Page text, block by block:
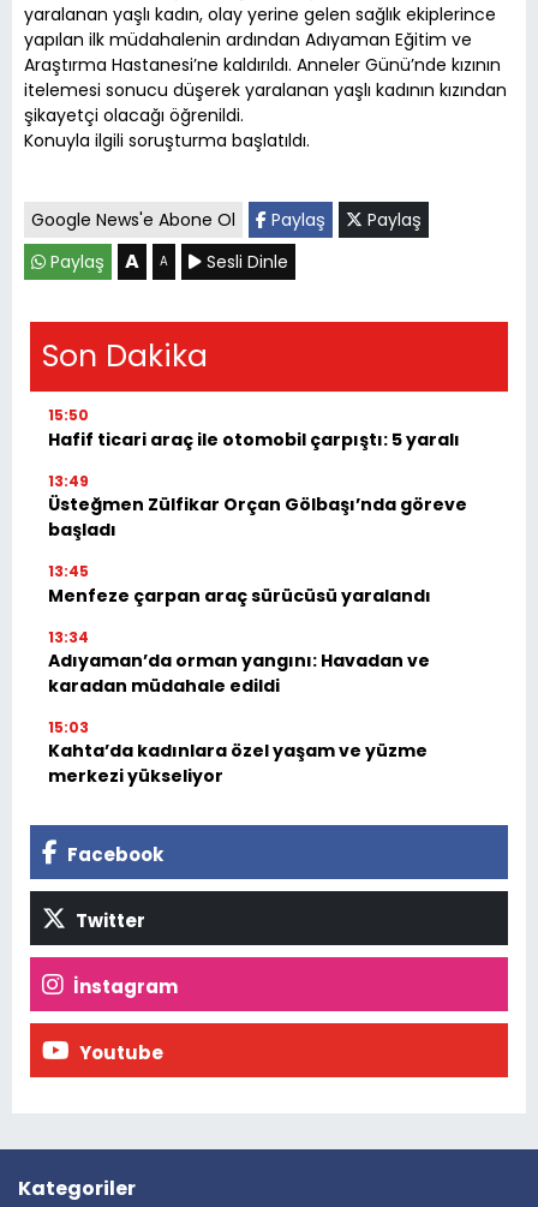
yaralanan yaşlı kadın, olay yerine gelen sağlık ekiplerince
yapılan ilk müdahalenin ardından Adıyaman Eğitim ve
Araştırma Hastanesi’ne kaldırıldı. Anneler Günü’nde kızının
itelemesi sonucu düşerek yaralanan yaşlı kadının kızından
şikayetçi olacağı öğrenildi.
Konuyla ilgili soruşturma başlatıldı.
Google News'e Abone Ol Paylaş
Paylaş
Paylaş
A A Sesli Dinle
Son Dakika
15:50
Hafif ticari araç ile otomobil çarpıştı: 5 yaralı
13:49
Üsteğmen Zülfikar Orçan Gölbaşı’nda göreve
başladı
13:45
Menfeze çarpan araç sürücüsü yaralandı
13:34
Adıyaman’da orman yangını: Havadan ve
karadan müdahale edildi
15:03
Kahta’da kadınlara özel yaşam ve yüzme
merkezi yükseliyor
Facebook
Twitter
İnstagram
Youtube
Kategoriler